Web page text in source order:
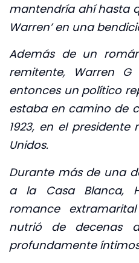
mantendría ahí hasta
Warren’ en una
Además de un
remitente, Warren
entonces un político
estaba en camino de
1923, en el presidente
Unidos.
Durante más de una
a la Casa Blanca,
romance
nutrió de decenas
profundamente